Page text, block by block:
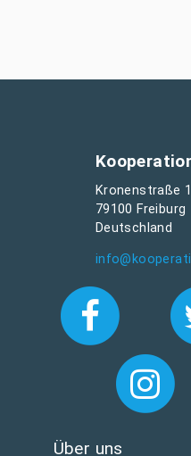
Kronenstraße
79100 Freiburg
Deutschland
Über uns